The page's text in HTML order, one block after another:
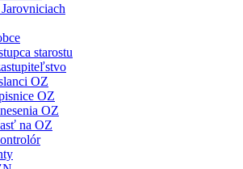
starostu
OZ
OZ
OZ
na OZ